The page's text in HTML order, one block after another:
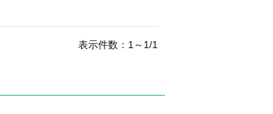
表示件数：1～1/1